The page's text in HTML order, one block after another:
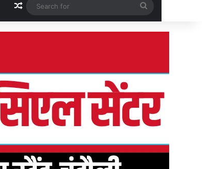
Random Article
for